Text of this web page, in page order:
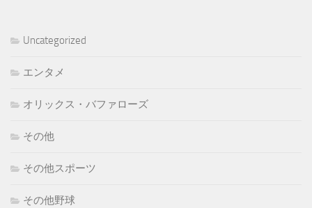
ブ
Uncategorized
エンタメ
オリックス・バファローズ
その他
その他スポーツ
その他野球